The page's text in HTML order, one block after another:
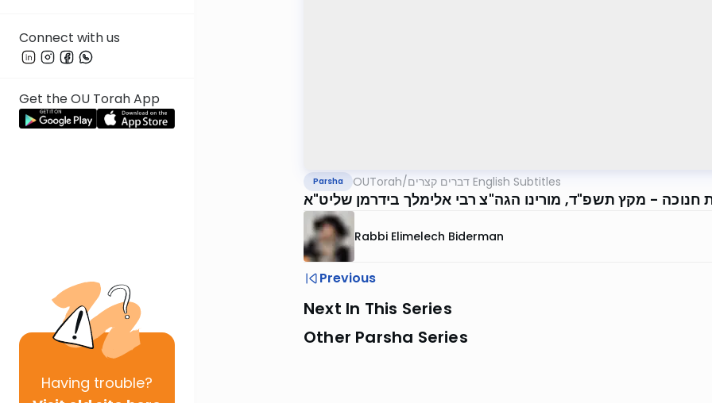
Connect with us
Get the OU Torah App
Having trouble?
Parsha OUTorah/ דברים קצרים English Subtitles
חנוכה - מקץ תשפ"ד, מורינו הגה"צ רבי אלימלך בידרמן שליט"א
Rabbi Elimelech Biderman
Previous
Next In This Series
Other Parsha Series